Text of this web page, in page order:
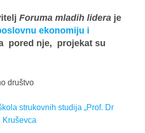
Foruma mladih lidera je
ekonomiju i
pored nje, projekat su
društvo
strukovnih studija „Prof. Dr
Kruševca